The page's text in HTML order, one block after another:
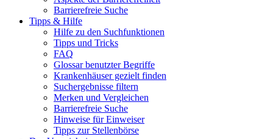
Barrierefreie Suche
Tipps & Hilfe
Hilfe zu den Suchfunktionen
Tipps und Tricks
FAQ
Glossar benutzter Begriffe
Krankenhäuser gezielt finden
Suchergebnisse filtern
Merken und Vergleichen
Barrierefreie Suche
Hinweise für Einweiser
Tipps zur Stellenbörse